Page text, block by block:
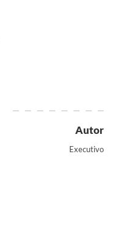
Autor
Executivo